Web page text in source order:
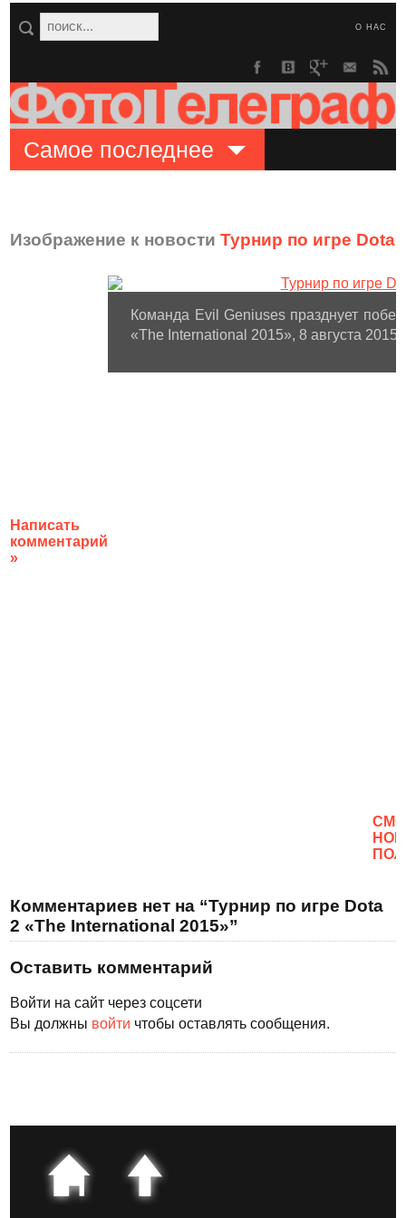
О НАС
Самое последнее
Изображение к новостиТурнир по игре Dota
Написать
комментарий
»
Команда Evil Geniuses празднует
«The International 2015», 8 августа 2015
Комментариев нет на “Турнир по игре Dota
2 «The International 2015»”
Оставить комментарий
Войти на сайт через соцсети
Вы должны войти чтобы оставлять сообщения.